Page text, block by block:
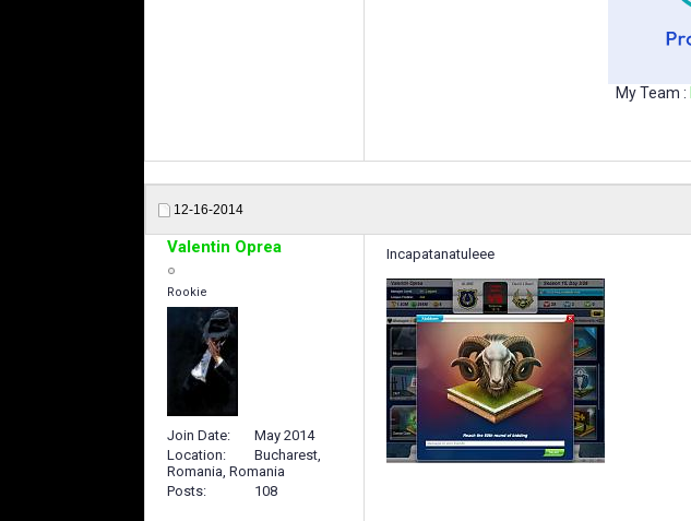
My Team :
12-16-2014
Valentin Oprea
Rookie
Join Date
May 2014
Location
Bucharest,
Romania, Romania
Posts
108
Incapatanatuleee